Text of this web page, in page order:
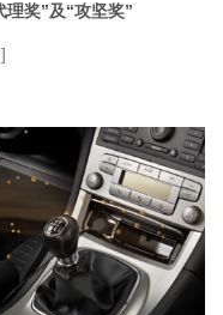
奖”及“攻坚奖”